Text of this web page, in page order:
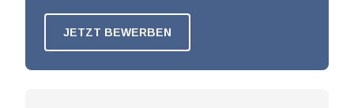
JETZT BEWERBEN